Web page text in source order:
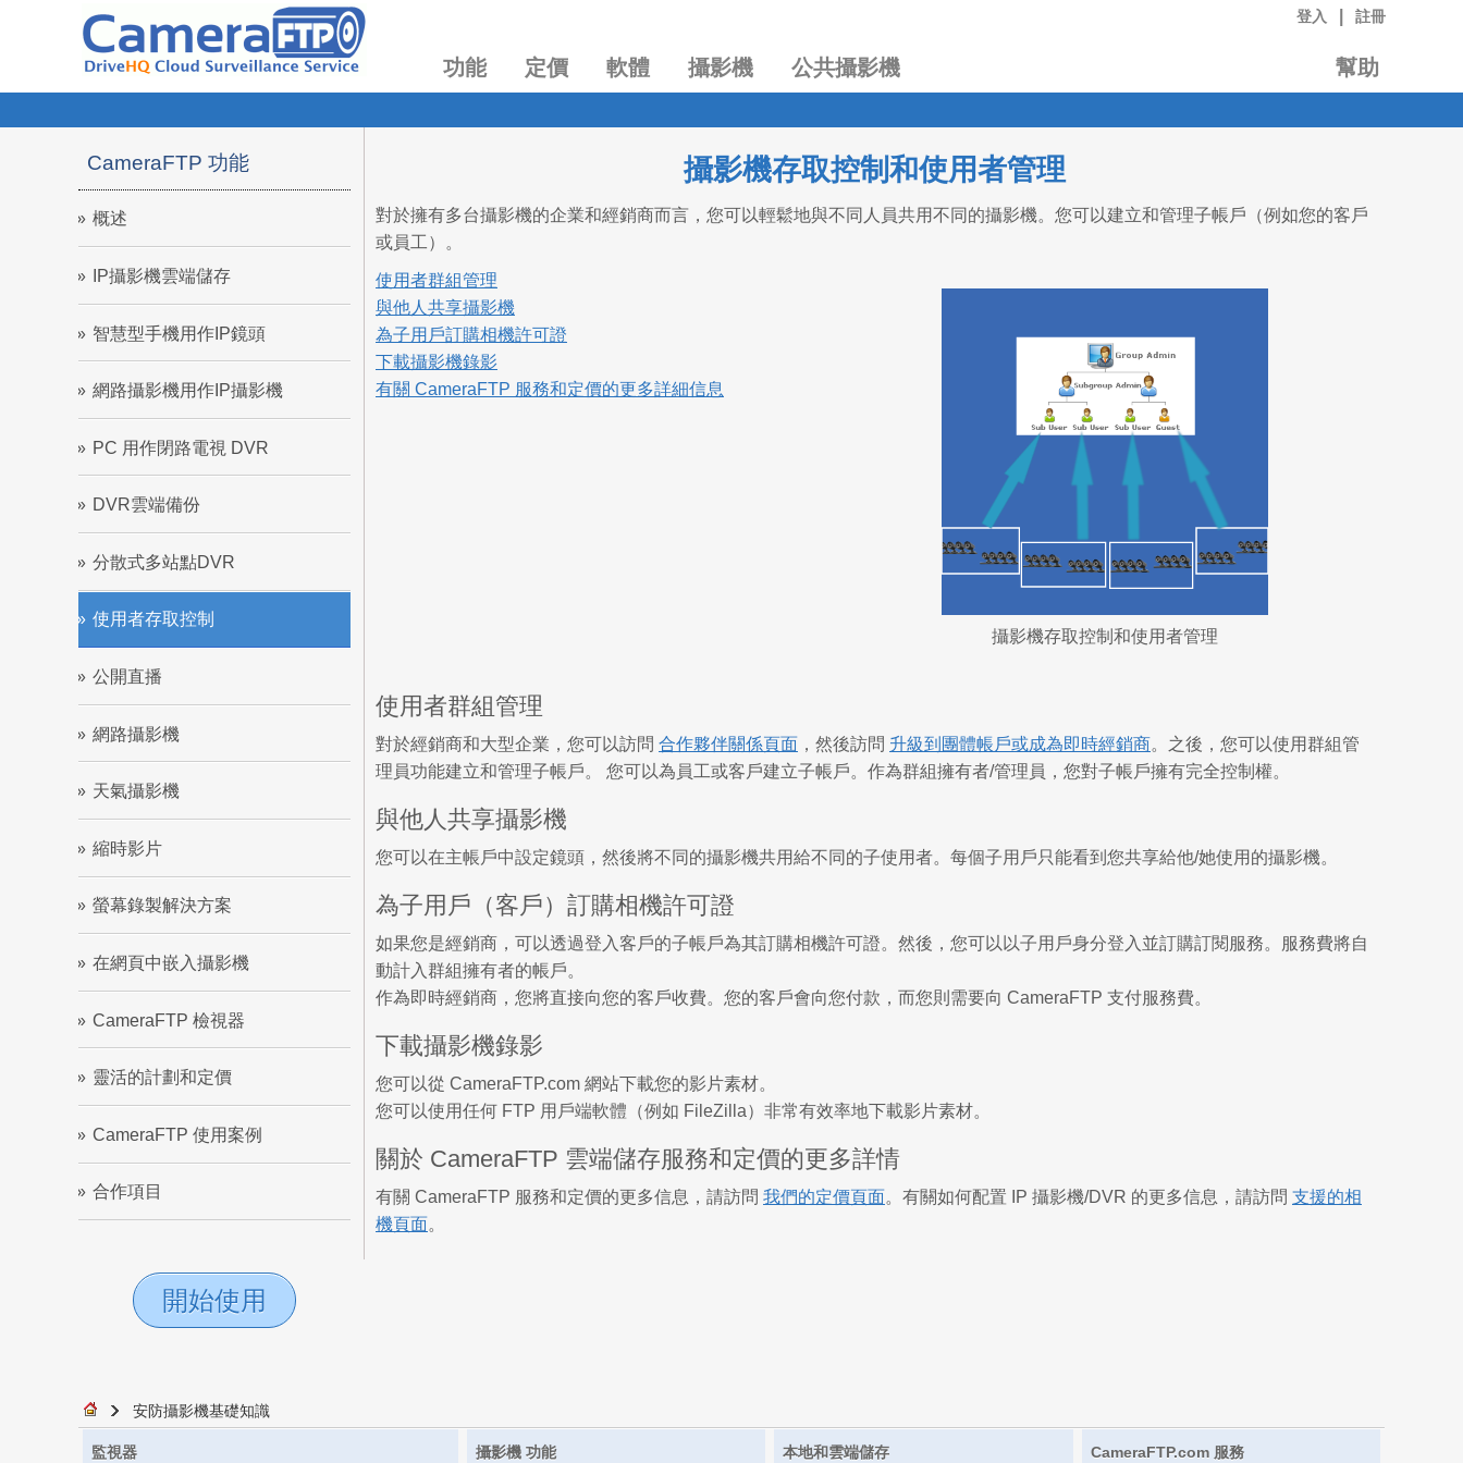
登入 註冊
功能 定價 軟體 攝影機 公共攝影機 幫助
CameraFTP 功能
概述
IP攝影機雲端儲存
智慧型手機用作IP鏡頭
網路攝影機用作IP攝影機
PC 用作閉路電視 DVR
DVR雲端備份
分散式多站點DVR
使用者存取控制
公開直播
網路攝影機
天氣攝影機
縮時影片
螢幕錄製解決方案
在網頁中嵌入攝影機
CameraFTP 檢視器
靈活的計劃和定價
CameraFTP 使用案例
合作項目
開始使用
攝影機存取控制和使用者管理
對於擁有多台攝影機的企業和經銷商而言，您可以輕鬆地與不同人員共用不同的攝影機。您可以建立和管理子帳戶（例如您的客戶
或員工）。
使用者群組管理
與他人共享攝影機
為子用戶訂購相機許可證
下載攝影機錄影
有關 CameraFTP 服務和定價的更多詳細信息
攝影機存取控制和使用者管理
使用者群組管理
對於經銷商和大型企業，您可以訪問 合作夥伴關係頁面 ，然後訪問 升級到團體帳戶或成為即時經銷商。之後，您可以使用群組管
理員功能建立和管理子帳戶。 您可以為員工或客戶建立子帳戶。作為群組擁有者/管理員，您對子帳戶擁有完全控制權。
與他人共享攝影機
您可以在主帳戶中設定鏡頭，然後將不同的攝影機共用給不同的子使用者。每個子用戶只能看到您共享給他/她使用的攝影機。
為子用戶（客戶）訂購相機許可證
如果您是經銷商，可以透過登入客戶的子帳戶為其訂購相機許可證。然後，您可以以子用戶身分登入並訂購訂閱服務。服務費將自
動計入群組擁有者的帳戶。
作為即時經銷商，您將直接向您的客戶收費。您的客戶會向您付款，而您則需要向 CameraFTP 支付服務費。
下載攝影機錄影
您可以從 CameraFTP.com 網站下載您的影片素材。
您可以使用任何 FTP 用戶端軟體（例如 FileZilla）非常有效率地下載影片素材。
關於 CameraFTP 雲端儲存服務和定價的更多詳情
有關 CameraFTP 服務和定價的更多信息，請訪問 我們的定價頁面。有關如何配置 IP 攝影機/DVR 的更多信息，請訪問 支援的相
機頁面。
安防攝影機基礎知識
監視器 攝影機 功能 本地和雲端儲存 CameraFTP.com 服務